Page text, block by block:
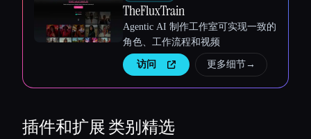
TheFluxTrain
Agentic AI 制作工作室可实现一致的
角色、工作流程和视频
访问 更多细节→
插件和扩展 类别精选